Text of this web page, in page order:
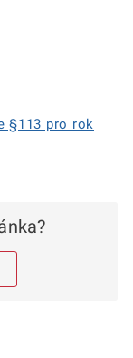
§113 pro rok